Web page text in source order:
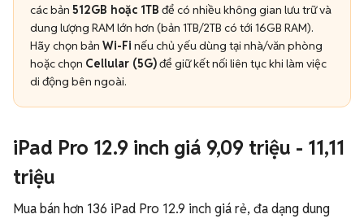
các bản 512GB hoặc 1TB để có nhiều không gian lưu trữ và
dung lượng RAM lớn hơn (bản 1TB/2TB có tới 16GB RAM).
Hãy chọn bản Wi-Fi nếu chủ yếu dùng tại nhà/văn phòng
hoặc chọn Cellular (5G)để giữ kết nối liên tục khi làm việc
di động bên ngoài.
iPad Pro 12.9 inch giá 9,09 triệu - 11,11
triệu
Mua bán hơn 136 iPad Pro 12.9 inch giá rẻ, đa dạng dung